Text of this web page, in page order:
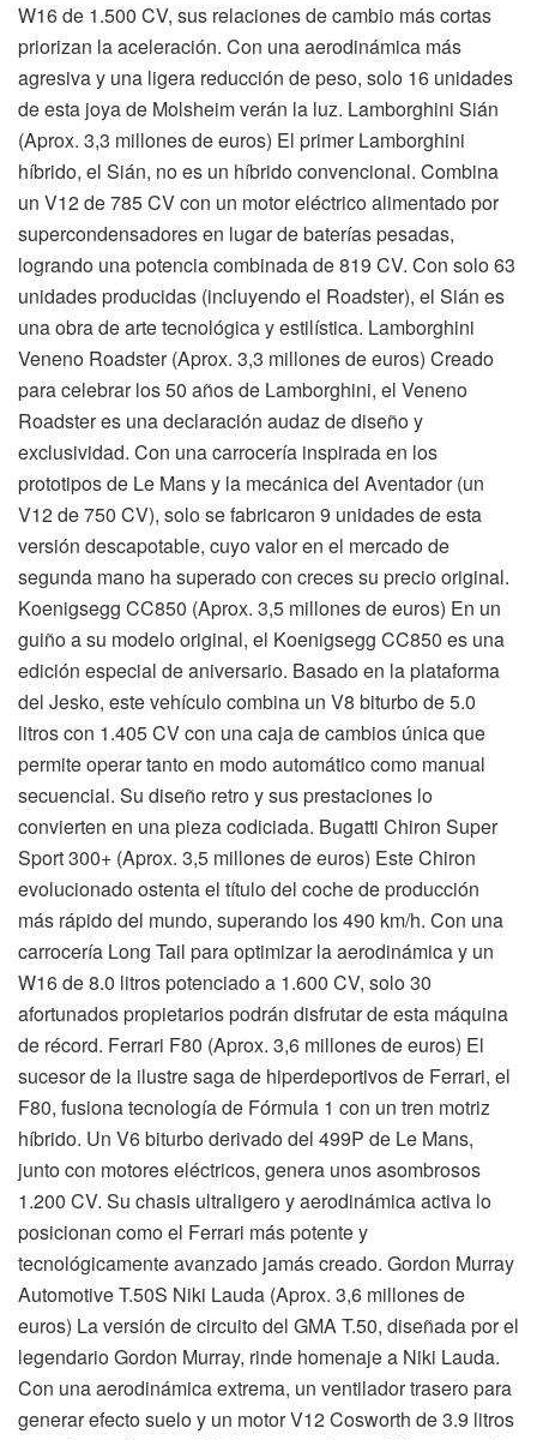
W16 de 1.500 CV, sus relaciones de cambio más cortas
priorizan la aceleración. Con una aerodinámica más
agresiva y una ligera reducción de peso, solo 16 unidades
de esta joya de Molsheim verán la luz. Lamborghini Sián
(Aprox. 3,3 millones de euros) El primer Lamborghini
híbrido, el Sián, no es un híbrido convencional. Combina
un V12 de 785 CV con un motor eléctrico alimentado por
supercondensadores en lugar de baterías pesadas,
logrando una potencia combinada de 819 CV. Con solo 63
unidades producidas (incluyendo el Roadster), el Sián es
una obra de arte tecnológica y estilística. Lamborghini
Veneno Roadster (Aprox. 3,3 millones de euros) Creado
para celebrar los 50 años de Lamborghini, el Veneno
Roadster es una declaración audaz de diseño y
exclusividad. Con una carrocería inspirada en los
prototipos de Le Mans y la mecánica del Aventador (un
V12 de 750 CV), solo se fabricaron 9 unidades de esta
versión descapotable, cuyo valor en el mercado de
segunda mano ha superado con creces su precio original.
Koenigsegg CC850 (Aprox. 3,5 millones de euros) En un
guiño a su modelo original, el Koenigsegg CC850 es una
edición especial de aniversario. Basado en la plataforma
del Jesko, este vehículo combina un V8 biturbo de 5.0
litros con 1.405 CV con una caja de cambios única que
permite operar tanto en modo automático como manual
secuencial. Su diseño retro y sus prestaciones lo
convierten en una pieza codiciada. Bugatti Chiron Super
Sport 300+ (Aprox. 3,5 millones de euros) Este Chiron
evolucionado ostenta el título del coche de producción
más rápido del mundo, superando los 490 km/h. Con una
carrocería Long Tail para optimizar la aerodinámica y un
W16 de 8.0 litros potenciado a 1.600 CV, solo 30
afortunados propietarios podrán disfrutar de esta máquina
de récord. Ferrari F80 (Aprox. 3,6 millones de euros) El
sucesor de la ilustre saga de hiperdeportivos de Ferrari, el
F80, fusiona tecnología de Fórmula 1 con un tren motriz
híbrido. Un V6 biturbo derivado del 499P de Le Mans,
junto con motores eléctricos, genera unos asombrosos
1.200 CV. Su chasis ultraligero y aerodinámica activa lo
posicionan como el Ferrari más potente y
tecnológicamente avanzado jamás creado. Gordon Murray
Automotive T.50S Niki Lauda (Aprox. 3,6 millones de
euros) La versión de circuito del GMA T.50, diseñada por el
legendario Gordon Murray, rinde homenaje a Niki Lauda.
Con una aerodinámica extrema, un ventilador trasero para
generar efecto suelo y un motor V12 Cosworth de 3.9 litros